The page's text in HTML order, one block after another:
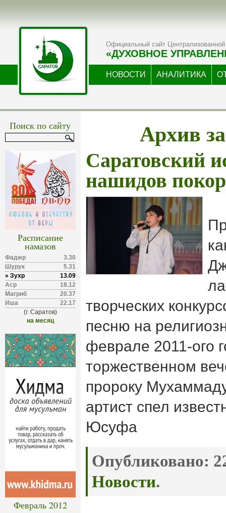
Официальный сайт Централизованной
«ДУХОВНОЕ
НОВОСТИ АНАЛИТИКА
Поиск по сайту
Расписание
намазов
Фаджр
3.30
Шурук
5.31
» Зухр
13.09
Аср
18.12
Магриб
20.37
Иша
22.17
(г. Саратов)
на месяц
Февраль 2012
Архив
Саратовский
нашидов
творческих
песню на
феврале 2011-ого
торжественном
пророку
артист спел
Юсуфа
Опубликовано:
Новости.